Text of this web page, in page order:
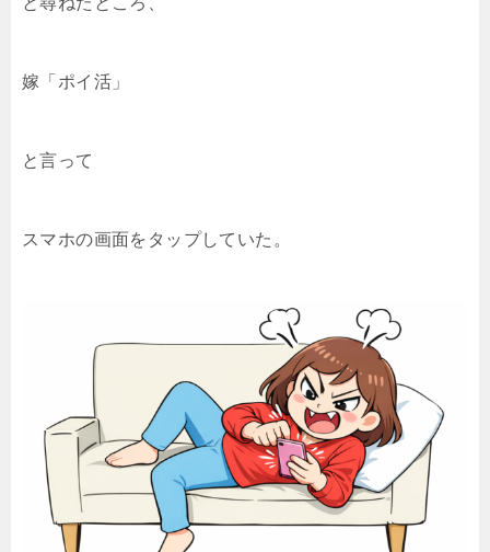
嫁「ポイ活」
と言って
スマホの画面をタップしていた。